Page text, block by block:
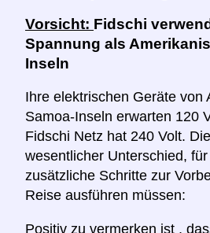
Vorsicht: Fidschi
Spannung als
Inseln
Ihre elektrischen Geräte von
Samoa-Inseln erwarten 120
Fidschi Netz hat 240 Volt.
wesentlicher Unterschied,
zusätzliche Schritte zur
Reise ausführen müssen:
Positiv zu vermerken ist ,